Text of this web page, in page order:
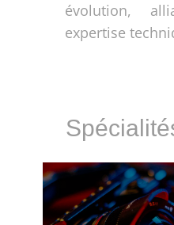
évolution,
expertise